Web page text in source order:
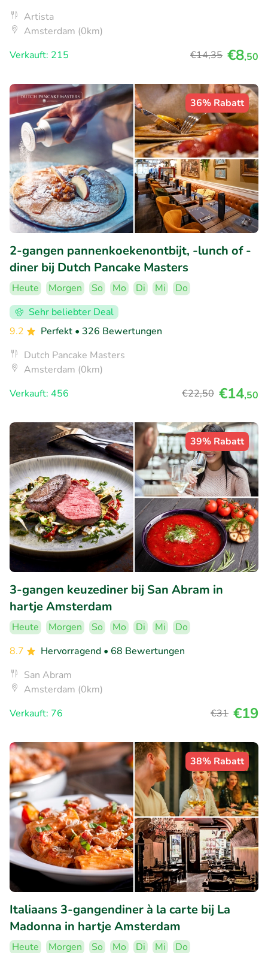
Artista
Amsterdam (0km)
Verkauft: 215
€14,35 €8,50
36% Rabatt
2-gangen pannenkoekenontbijt, -lunch of -
diner bij Dutch Pancake Masters
Heute Morgen So Mo Di Mi
Do
Sehr beliebter Deal
9.2
Perfekt • 326 Bewertungen
Dutch Pancake Masters
Amsterdam (0km)
Verkauft: 456
€22,50 €14,50
39% Rabatt
3-gangen keuzediner bij San Abram in
hartje Amsterdam
Heute Morgen So Mo Di Mi
Do
8.7
Hervorragend • 68 Bewertungen
San Abram
Amsterdam (0km)
Verkauft: 76
€31 €19
38% Rabatt
Italiaans 3-gangendiner à la carte bij La
Madonna in hartje Amsterdam
Heute Morgen So Mo Di Mi Do